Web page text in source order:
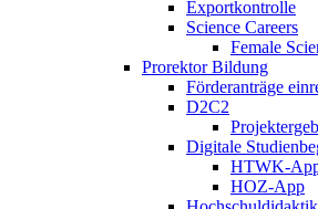
Exportkontrolle
Science Careers
Female
Prorektor Bildung
Förderanträge
D2C2
Digitale
HTWK-
HOZ-App